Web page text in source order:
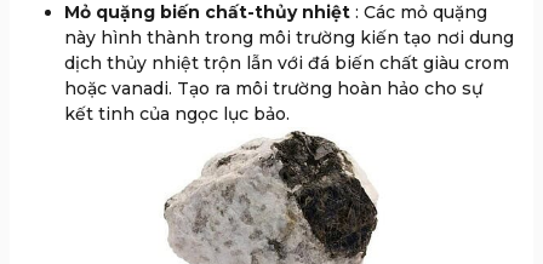
Mỏ quặng biến chất-thủy nhiệt : Các mỏ quặng
này hình thành trong môi trường kiến ​​tạo nơi dung
dịch thủy nhiệt trộn lẫn với đá biến chất giàu crom
hoặc vanadi. Tạo ra môi trường hoàn hảo cho sự
kết tinh của ngọc lục bảo.